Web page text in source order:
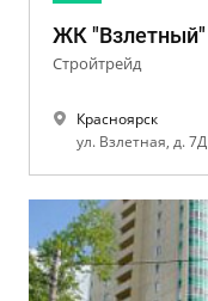
ЖК "Взлетный"
Стройтрейд
Красноярск
ул. Взлетная, д. 7Д